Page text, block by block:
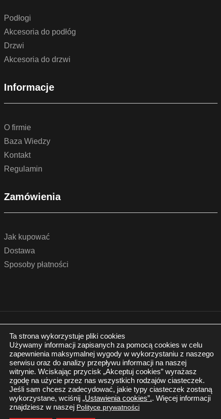
Podłogi
Akcesoria do podłóg
Drzwi
Akcesoria do drzwi
Informacje
O firmie
Baza Wiedzy
Kontakt
Regulamin
Zamówienia
Jak kupować
Dostawa
Sposoby płatności
© 2022 by podlogidrzwi.eu
Wszystkie prawa zastrzeżone
Polityka prywatności
Realizacja:
Ta strona wykorzystuje pliki cookies
Używamy informacji zapisanych za pomocą cookies w celu
zapewnienia maksymalnej wygody w wykorzystaniu z naszego
serwisu oraz do analizy przepływu informacji na naszej
witrynie. Wciskając przycisk „Akceptuj cookies” wyrażasz
zgodę na użycie przez nas wszystkich rodzajów ciasteczek.
Jeśli sam chcesz zadecydować, jakie typy ciasteczek zostaną
wykorzystane, wciśnij „Ustawienia cookies”.. Więcej informacji
znajdziesz w naszej Polityce prywatności